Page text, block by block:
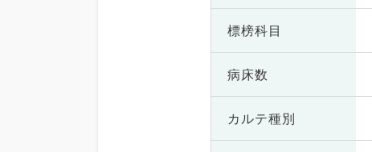
標榜科目
病床数
カルテ種別